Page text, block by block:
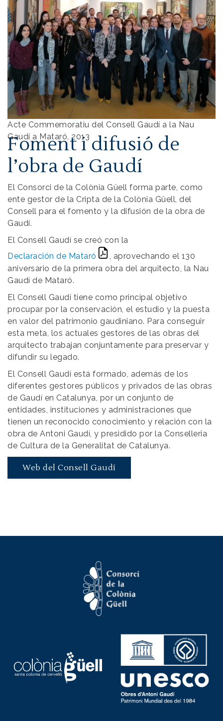
Acte Commemoratiu del Consell Gaudí a la Nau
Gaudí a Mataró, 2013
Foment i difusió de
l’obra de Gaudí
El Consorci de la Colònia Güell forma parte, como
ente gestor de la Cripta de la Colònia Güell, del
Consell para el fomento y la difusión de la obra de
Gaudí.
El Consell Gaudí se creó con la
Declaración de Mataró
, aprovechando el 130
aniversario de la primera obra del arquitecto, la Nau
Gaudí de Mataró.
El Consell Gaudí tiene como principal objetivo
procupar por la conservación, el estudio y la puesta
en valor del patrimonio gaudiniano. Para conseguir
esta meta, los actuales gestores de las obras del
arquitecto trabajan conjuntamente para preservar y
difundir su legado.
El Consell Gaudí está formado, además de los
diferentes gestores públicos y privados de las obras
de Gaudí en Catalunya, por un conjunto de
entidades, instituciones y administraciones que
tienen un reconocido conocimiento y relación con la
obra de Antoni Gaudí, y presidido por la Conselleria
de Cultura de la Generalitat de Catalunya.
Web del Consell Gaudí